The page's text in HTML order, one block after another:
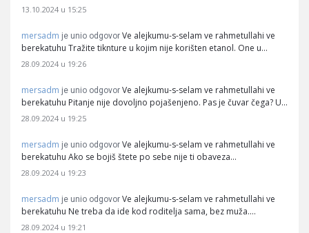
13.10.2024 u 15:25
mersadm je unio odgovor Ve alejkumu-s-selam ve rahmetullahi ve
berekatuhu Tražite tiknture u kojim nije korišten etanol. One u…
28.09.2024 u 19:26
mersadm je unio odgovor Ve alejkumu-s-selam ve rahmetullahi ve
berekatuhu Pitanje nije dovoljno pojašenjeno. Pas je čuvar čega? U…
28.09.2024 u 19:25
mersadm je unio odgovor Ve alejkumu-s-selam ve rahmetullahi ve
berekatuhu Ako se bojiš štete po sebe nije ti obaveza…
28.09.2024 u 19:23
mersadm je unio odgovor Ve alejkumu-s-selam ve rahmetullahi ve
berekatuhu Ne treba da ide kod roditelja sama, bez muža.…
28.09.2024 u 19:21